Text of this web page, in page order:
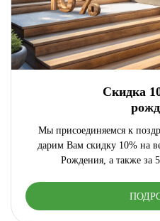
Скидка
Мы присоединяемся к
дарим Вам скидку 10% на
Рождения, а также за